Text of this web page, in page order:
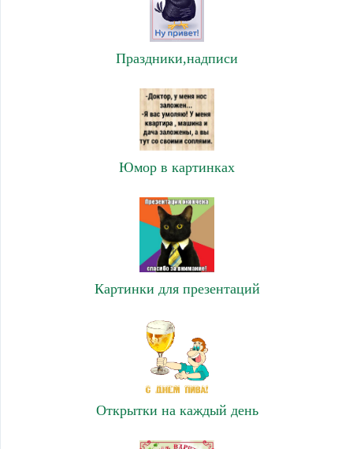
Праздники,надписи
Юмор в картинках
Картинки для презентаций
Открытки на каждый день